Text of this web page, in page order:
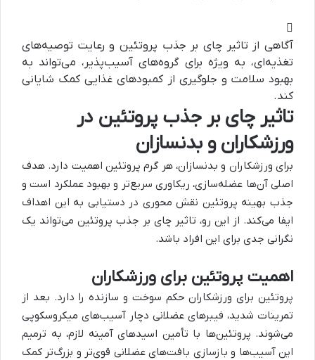
آگاهی از تاثیر چای بر جذب پروتئین و رعایت توصیه‌های
تغذیه‌ای، به ویژه برای گروه‌های آسیب‌پذیر، می‌تواند به
بهبود سلامت و جلوگیری از کمبودهای غذایی کمک شایانی
کند.
تاثیر چای بر جذب پروتئین در
ورزشکاران و بدنسازان
برای ورزشکاران و بدنسازان، هر گرم پروتئین اهمیت دارد. هدف
اصلی آن‌ها عضله‌سازی، ریکاوری سریع‌تر و بهبود عملکرد است و
جذب بهینه پروتئین نقش محوری در دستیابی به این اهداف
ایفا می‌کند. از این رو، تاثیر چای بر جذب پروتئین می‌تواند یک
نگرانی جدی برای این افراد باشد.
اهمیت پروتئین برای ورزشکاران
پروتئین برای ورزشکاران حکم سوخت و سازنده را دارد. بعد از
تمرینات شدید، فیبرهای عضلانی دچار آسیب‌های میکروسکوپی
می‌شوند. پروتئین‌ها با تأمین اسیدهای آمینه لازم، به ترمیم
این آسیب‌ها و بازسازی بافت‌های عضلانی قوی‌تر و بزرگ‌تر کمک